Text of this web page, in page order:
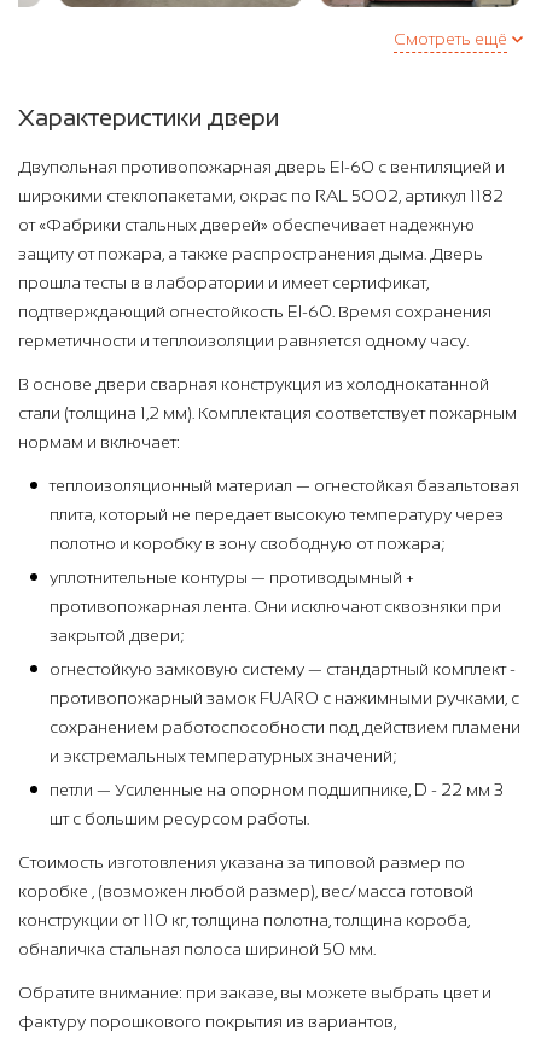
Смотреть ещё
Характеристики двери
Двупольная противопожарная дверь EI-60 с вентиляцией и
широкими стеклопакетами, окрас по RAL 5002, артикул 1182
от «Фабрики стальных дверей» обеспечивает надежную
защиту от пожара, а также распространения дыма. Дверь
прошла тесты в в лаборатории и имеет сертификат,
подтверждающий огнестойкость EI-60. Время сохранения
герметичности и теплоизоляции равняется одному часу.
В основе двери сварная конструкция из холоднокатанной
стали (толщина 1,2 мм). Комплектация соответствует пожарным
нормам и включает:
теплоизоляционный материал — огнестойкая базальтовая
плита, который не передает высокую температуру через
полотно и коробку в зону свободную от пожара;
уплотнительные контуры — противодымный +
противопожарная лента. Они исключают сквозняки при
закрытой двери;
огнестойкую замковую систему — стандартный комплект -
противопожарный замок FUARO с нажимными ручками, с
сохранением работоспособности под действием пламени
и экстремальных температурных значений;
петли — Усиленные на опорном подшипнике, D - 22 мм 3
шт с большим ресурсом работы.
Стоимость изготовления указана за типовой размер по
коробке , (возможен любой размер), вес/масса готовой
конструкции от 110 кг, толщина полотна, толщина короба,
обналичка стальная полоса шириной 50 мм.
Обратите внимание: при заказе, вы можете выбрать цвет и
фактуру порошкового покрытия из вариантов,